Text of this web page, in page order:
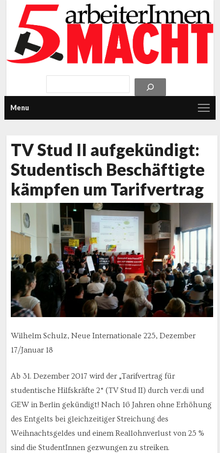
Menu
TV Stud II aufgekündigt:
Studentisch Beschäftigte
kämpfen um Tarifvertrag
Wilhelm Schulz, Neue Internationale 225, Dezember
17/Januar 18
Ab 31. Dezember 2017 wird der „Tarifvertrag für
studentische Hilfskräfte 2“ (TV Stud II) durch ver.di und
GEW in Berlin gekündigt! Nach 16 Jahren ohne Erhöhung
des Entgelts bei gleichzeitiger Streichung des
Weihnachtsgeldes und einem Reallohnverlust von 25 %
sind die StudentInnen gezwungen zu streiken.